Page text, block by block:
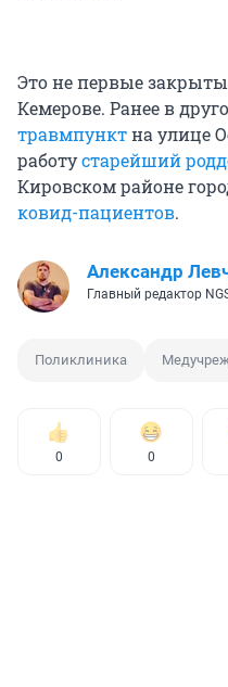
Это не первые
Кемерове. Ранее в
травмпунктна улице
работустарейший
Кировском районе
ковид-пациентов.
Александр
Главный редактор
Поликлиника
0 0